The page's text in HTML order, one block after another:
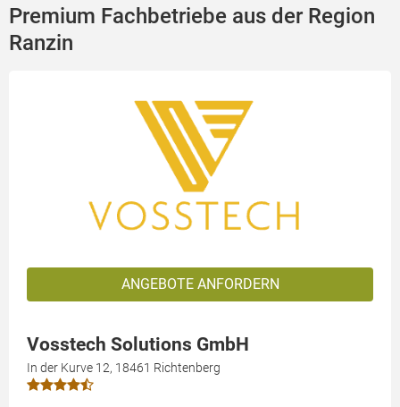
Premium Fachbetriebe aus der Region
Ranzin
ANGEBOTE ANFORDERN
Vosstech Solutions GmbH
In der Kurve 12, 18461 Richtenberg